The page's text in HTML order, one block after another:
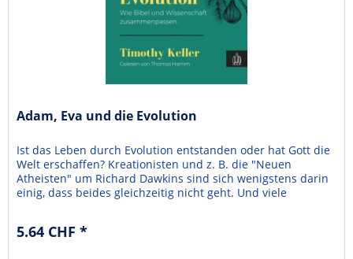
Adam, Eva und die Evolution
Ist das Leben durch Evolution entstanden oder hat Gott die
Welt erschaffen? Kreationisten und z. B. die "Neuen
Atheisten" um Richard Dawkins sind sich wenigstens darin
einig, dass beides gleichzeitig nicht geht. Und viele
wenn das bedeutet, dass ich die...
5.64 CHF *